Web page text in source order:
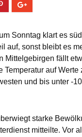
Sonntag klart es
auf, sonst bleibt es
Mittelgebirgen fällt
Temperatur auf Werte
und bis unter -
starke
mitteilte. Vor